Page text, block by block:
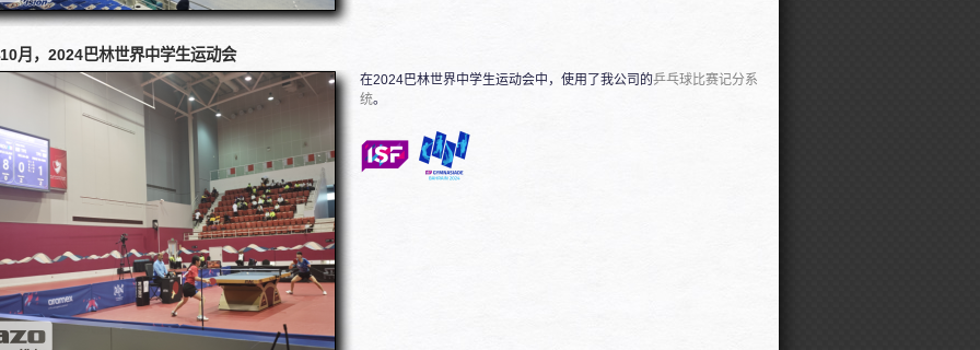
月，2024巴林世界中学生运动会
在2024巴林世界中学生运动会中，使用了我公司的乒乓球比赛记分系
统。